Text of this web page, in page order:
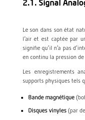
Le son dans son état
l’air et est captée par
signifie qu’il n’a pas
en continu la pression
Les enregistrements
supports physiques tels
Bande magnétique
Disques vinyles(par